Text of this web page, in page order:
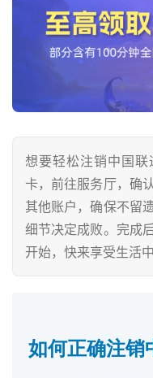
想要轻松注销中国
卡，前往服务厅，确
其他账户，确保不留
细节决定成败。完成
开始，快来享受生活
如何正确注销